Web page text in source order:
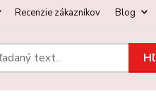
Recenzie zákazníkov Blog